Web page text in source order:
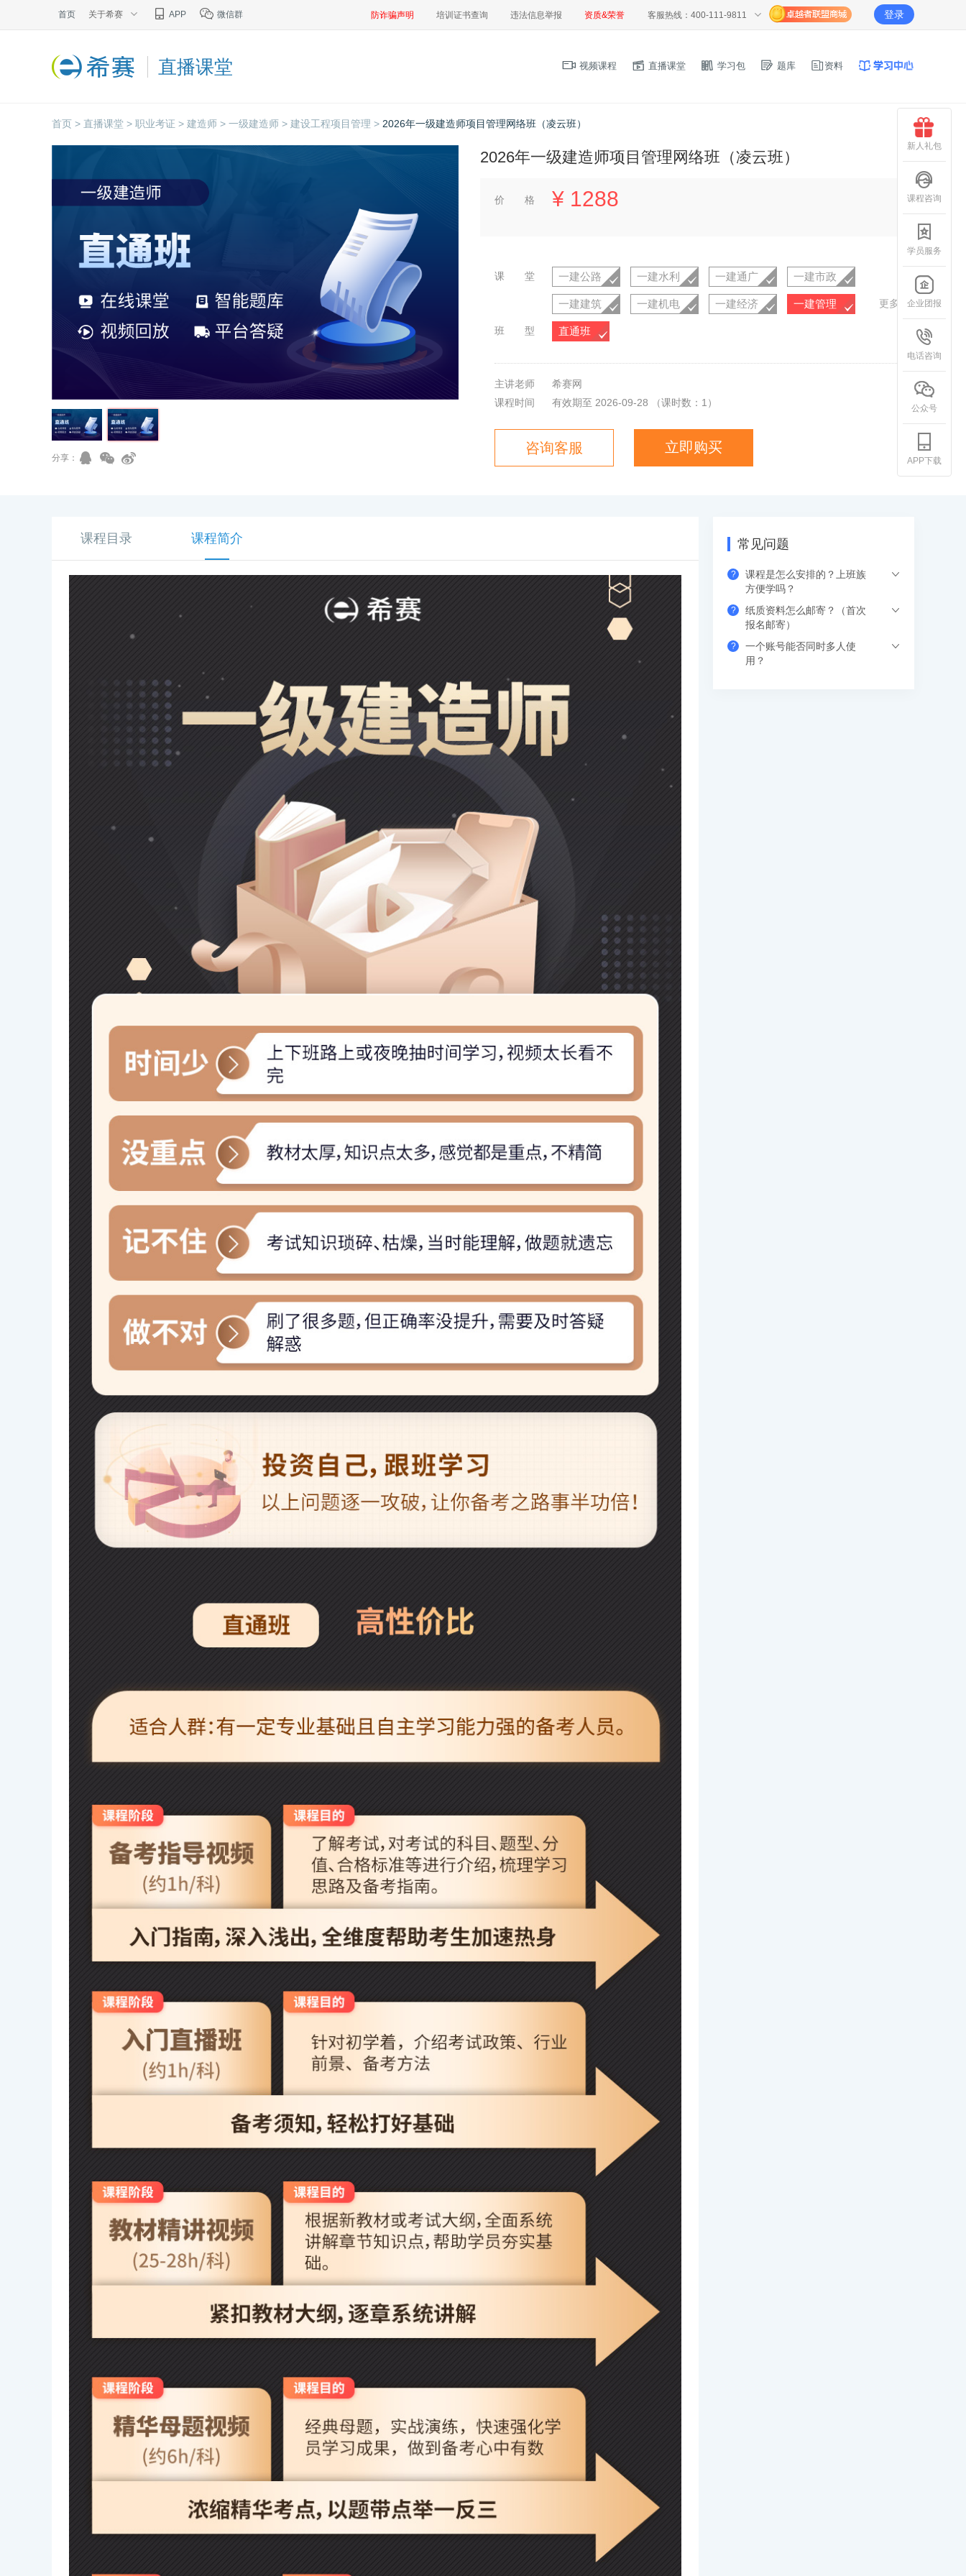
首页 关于希赛 APP 微信群 防诈骗声明 培训证书查询 违法信息举报 资质&荣誉 客服热线：400-111-9811 登录
直播课堂 视频课程 直播课堂 学习包 题库 资料
首页 > 直播课堂 > 职业考证 > 建造师 > 一级建造师 > 建设工程项目管理 > 2026年一级建造师项目管理网络班（凌云班）
分享：
2026年一级建造师项目管理网络班（凌云班）
价 格 ¥ 1288
课 堂 一建公路 一建水利 一建通广 一建市政
一建建筑 一建机电 一建经济 一建管理
一建法规
更多
班 型 直通班
主讲老师
希赛网
课程时间
有效期至 2026-09-28 （课时数： 1 ）
咨询客服 立即购买
课程目录 课程简介 常见问题
?
课程是怎么安排的？上班族
方便学吗？
希赛的直播课程都是安排在工作日的晚上
果错过网络课，也可以看回放，可反复进
?
纸质资料怎么邮寄？（首次
报名邮寄）
支付成功后请填写收货地址信息，资料/图
?
一个账号能否同时多人使
用？
新人礼包
课程咨询
学员服务
企业团报
电话咨询
公众号
APP下载